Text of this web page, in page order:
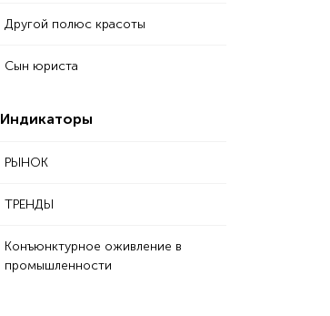
Другой полюс красоты
Сын юриста
Индикаторы
РЫНОК
ТРЕНДЫ
Конъюнктурное оживление в
промышленности